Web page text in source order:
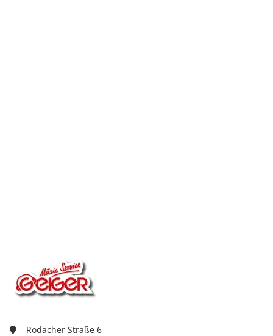
Rodacher Straße 6